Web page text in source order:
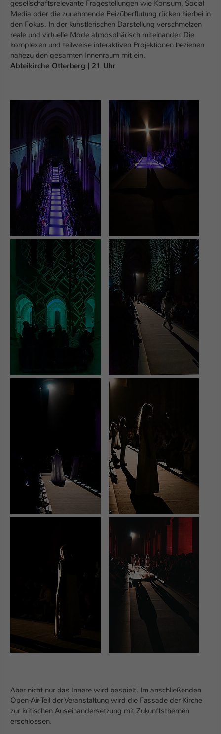
gesellschaftsrelevante Fragestellungen wie Konsum, Social
Media oder die zunehmende Reizüberflutung rücken hierbei in
den Fokus. In der künstlerischen Darstellung verschmelzen
reale und virtuelle Mode atmosphärisch miteinander. Die
komplexen und teilweise interaktiven Projektionen beziehen
nahezu den gesamten Innenraum mit ein.
Abteikirche Otterberg | 21 Uhr
Show larger version
Show larger version Show larger version
Show larger version Show larger version
Show larger version
Aber nicht nur das Innere wird bespielt. Im anschließenden
Open-Air-Teil der Veranstaltung wird die Fassade der Kirche
zur kritischen Auseinandersetzung mit Zukunftsthemen
erschlossen.
Zweck
Einstellungen. Unter anderem eine zufällig
generierte ID, für die historische
Speicherung Ihrer vorgenommen
Einstellungen, falls der Webseiten-
Betreiber dies eingestellt hat.
Anbieter TYPO3
Zweck
Dieses Cookie ist ein Standard-Session-
Cookie von TYPO3. Es speichert im Fall
eines Intranet-Logins die Session-ID. So
kann der eingeloggte Benutzer
wiedererkannt werden und es wird ihm
Zugang zu geschützten Bereichen
gewährt.
Name be_typo_user
Anbieter TYPO3
Laufzeit 1 Tag
Zweck
Dieser Cookie teilt der Webseite mit, ob
ein Besucher im Typo3-Backend
angemeldet ist und Rechte besitzt diese
zu verwalten.